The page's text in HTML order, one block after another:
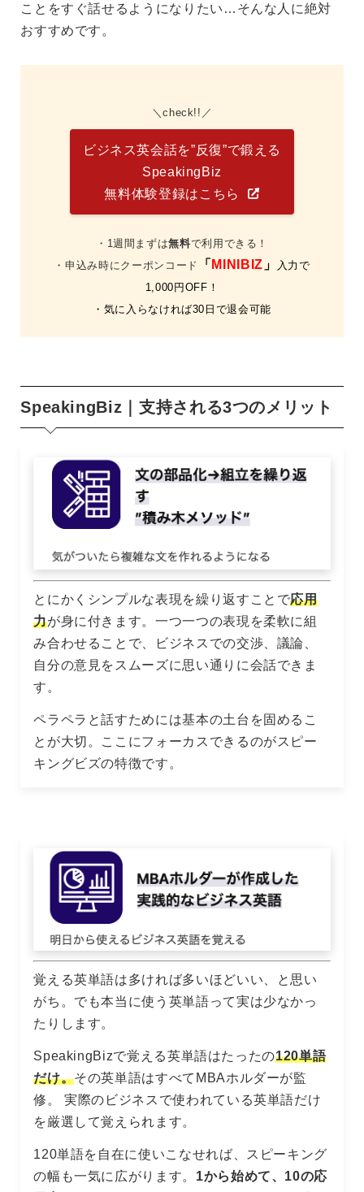
ことをすぐ話せるようになりたい…そんな人に絶対
おすすめです。
check!!
ビジネス英会話を”反復”で鍛える
SpeakingBiz
無料体験登録はこちら
・1週間まずは無料で利用できる！
・申込み時にクーポンコード
「 MINIBIZ 」
入力で
1,000円OFF！
・気に入らなければ30日で退会可能
SpeakingBiz｜支持される3つのメリット
とにかくシンプルな表現を繰り返すことで応用
力が身に付きます。一つ一つの表現を柔軟に組
み合わせることで、ビジネスでの交渉、議論、
自分の意見をスムーズに思い通りに会話できま
す。
ペラペラと話すためには基本の土台を固めるこ
とが大切。ここにフォーカスできるのがスピー
キングビズの特徴です。
覚える英単語は多ければ多いほどいい、と思い
がち。でも本当に使う英単語って実は少なかっ
たりします。
SpeakingBizで覚える英単語はたったの120単語
だけ。その英単語はすべてMBAホルダーが監
修。 実際のビジネスで使われている英単語だけ
を厳選して覚えられます。
120単語を自在に使いこなせれば、スピーキング
の幅も一気に広がります。 1から始めて、10の応